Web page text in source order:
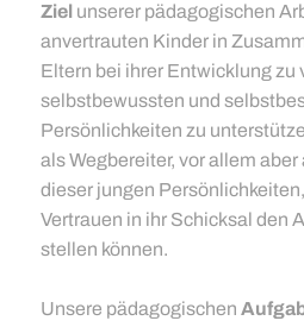
Ziel unserer pädagogischen
anvertrauten Kinder in
Eltern bei ihrer Entwicklung zu
selbstbewussten und
Persönlichkeiten zu
als Wegbereiter, vor allem
dieser jungen
Vertrauen in ihr Schicksal den
stellen können.
Unsere pädagogischen